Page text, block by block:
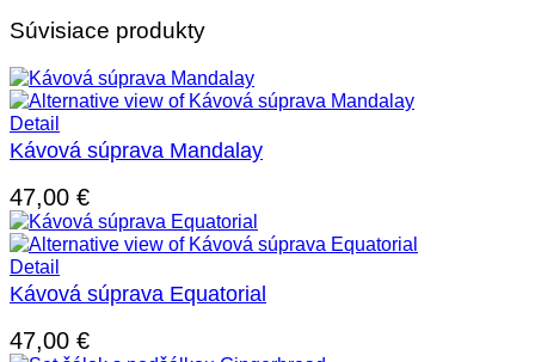
Súvisiace produkty
Detail
Kávová súprava Mandalay
47,00 €
Detail
Kávová súprava Equatorial
47,00 €